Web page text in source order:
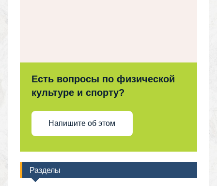
Есть вопросы по физической
культуре и спорту?
Напишите об этом
Разделы